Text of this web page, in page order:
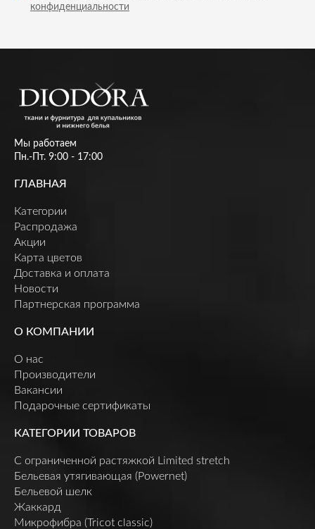
конфиденциальности
Мы работаем
Пн.-Пт. 9:00 - 17:00
ГЛАВНАЯ
Категории
Распродажа
Акции
Карта цветов
Доставка и оплата
Новости
Партнерская программа
О КОМПАНИИ
О нас
Производители
Вакансии
Подарочные сертификаты
КАТЕГОРИИ ТОВАРОВ
C ограниченной растяжкой Limited stretch
Бельевая утягивающая (Powernet)
Бельевой шелк
Жаккард
Микрофибра (Tricot classic)